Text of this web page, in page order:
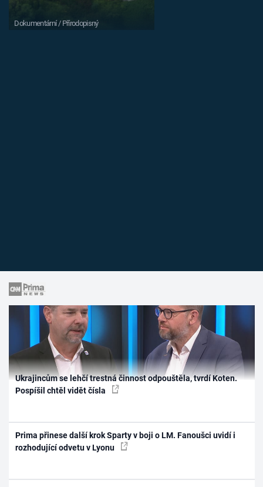
Dokumentární / Přírodopisný
Ukrajincům se lehčí trestná činnost odpouštěla, tvrdí Koten.
Pospíšil chtěl vidět čísla
Prima přinese další krok Sparty v boji o LM. Fanoušci uvidí i
rozhodující odvetu v Lyonu